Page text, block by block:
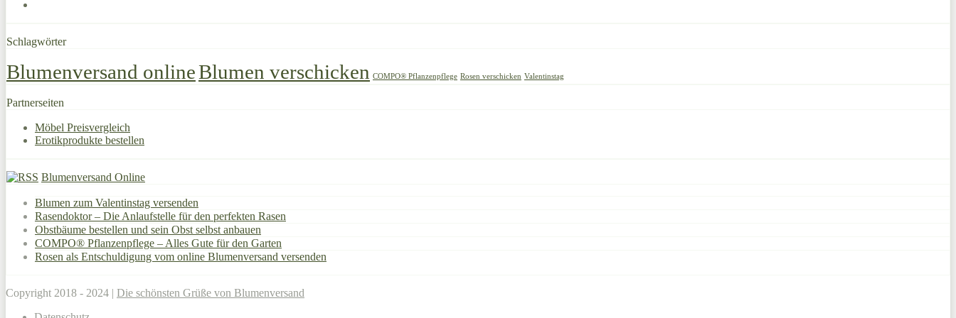
Schlagwörter
Blumenversand onlineBlumen verschicken COMPO® Pflanzenpflege Rosen verschicken Valentinstag
Partnerseiten
Möbel Preisvergleich
Erotikprodukte bestellen
Blumenversand Online
Blumen zum Valentinstag versenden
Rasendoktor – Die Anlaufstelle für den perfekten Rasen
Obstbäume bestellen und sein Obst selbst anbauen
COMPO® Pflanzenpflege – Alles Gute für den Garten
Rosen als Entschuldigung vom online Blumenversand versenden
Copyright 2018 - 2024 | Die schönsten Grüße von Blumenversand